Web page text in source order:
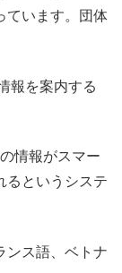
ています。団体
報を案内する
情報がスマー
るというシステ
ンス語、ベトナ